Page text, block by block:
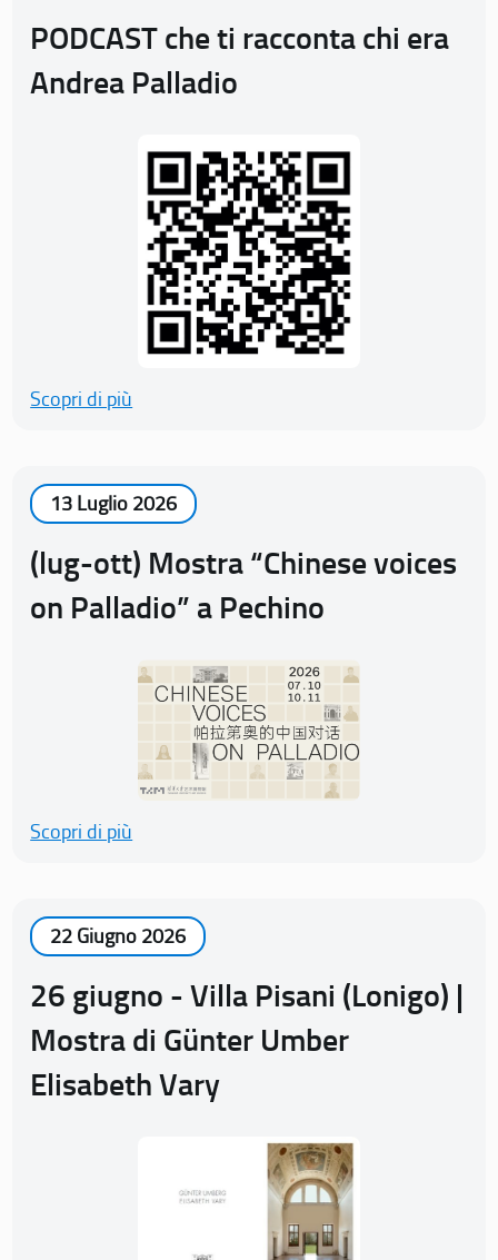
PODCAST che ti racconta chi era
Andrea Palladio
Scopri di più
13 Luglio 2026
(lug-ott) Mostra “Chinese voices
on Palladio” a Pechino
Scopri di più
22 Giugno 2026
26 giugno - Villa Pisani (Lonigo) |
Mostra di Günter Umber
Elisabeth Vary